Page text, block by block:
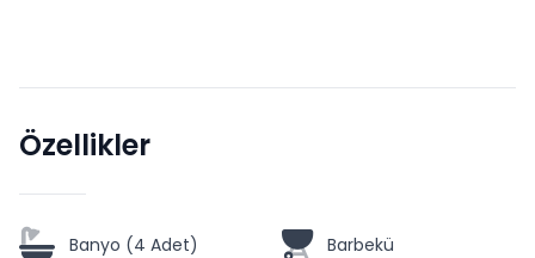
Özellikler
Banyo (4 Adet) Barbekü